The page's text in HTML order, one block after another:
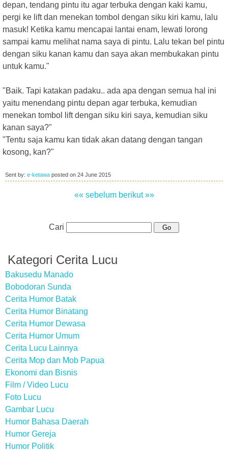
depan, tendang pintu itu agar terbuka dengan kaki kamu,
pergi ke lift dan menekan tombol dengan siku kiri kamu, lalu
masuk! Ketika kamu mencapai lantai enam, lewati lorong
sampai kamu melihat nama saya di pintu. Lalu tekan bel pintu
dengan siku kanan kamu dan saya akan membukakan pintu
untuk kamu."
"Baik. Tapi katakan padaku.. ada apa dengan semua hal ini
yaitu menendang pintu depan agar terbuka, kemudian
menekan tombol lift dengan siku kiri saya, kemudian siku
kanan saya?"
"Tentu saja kamu kan tidak akan datang dengan tangan
kosong, kan?"
Sent by: e-ketawa posted on 24 June 2015
«« sebelum berikut »»
Cari
Kategori Cerita Lucu
Bakusedu Manado
Bobodoran Sunda
Cerita Humor Batak
Cerita Humor Binatang
Cerita Humor Dewasa
Cerita Humor Umum
Cerita Lucu Lainnya
Cerita Mop dan Mob Papua
Ekonomi dan Bisnis
Film / Video Lucu
Foto Lucu
Gambar Lucu
Humor Bahasa Daerah
Humor Gereja
Humor Politik